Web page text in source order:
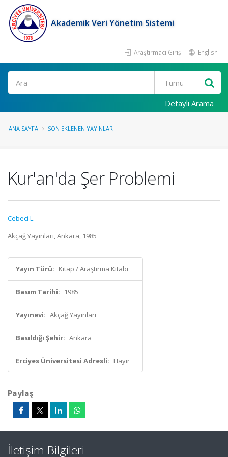
Akademik Veri Yönetim Sistemi
Araştırmacı Girişi English
Ara
Detaylı Arama
ANA SAYFA SON EKLENEN YAYINLAR
Kur'an'da Şer Problemi
Cebeci L.
Akçağ Yayınları, Ankara, 1985
Yayın Türü: Kitap / Araştırma Kitabı
Basım Tarihi: 1985
Yayınevi: Akçağ Yayınları
Basıldığı Şehir: Ankara
Erciyes Üniversitesi Adresli: Hayır
Paylaş
İletişim Bilgileri